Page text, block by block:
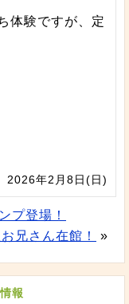
体験ですが、定
2026年2月8日(日)
プ登場！
兄さん在館！
»
報